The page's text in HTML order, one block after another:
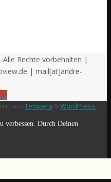
Rechte vorbehalten |
| mail[at]andre-
von Tempera & WordPress.
verbessen. Durch Deinen